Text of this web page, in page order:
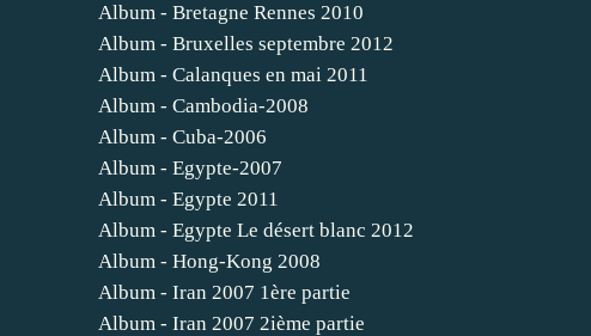
Album - Bretagne Rennes 2010
Album - Bruxelles septembre 2012
Album - Calanques en mai 2011
Album - Cambodia-2008
Album - Cuba-2006
Album - Egypte-2007
Album - Egypte 2011
Album - Egypte Le désert blanc 2012
Album - Hong-Kong 2008
Album - Iran 2007 1ère partie
Album - Iran 2007 2ième partie